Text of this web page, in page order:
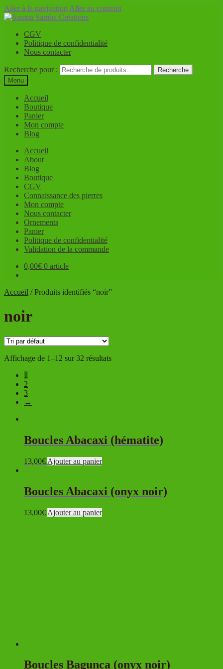
Aller à la navigation Aller au contenu
CGV
Politique de confidentialité
Nous contacter
Recherche pour :
Recherche
Menu
Accueil
Boutique
Panier
Mon compte
Blog
Accueil
About
Blog
Boutique
CGV
Connaissance des pierres
Mon compte
Nous contacter
Ornements
Panier
Politique de confidentialité
Validation de la commande
0,00€ 0 article
Accueil /Produits identifiés “noir”
noir
Affichage de 1–12 sur 32 résultats
1
2
3
→
Boucles Abacaxi (hématite)
13,00€ Ajouter au panier
Boucles Abacaxi (onyx noir)
13,00€ Ajouter au panier
Boucles Bagunça (onyx noir)